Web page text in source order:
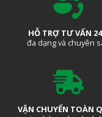
HỖ TRỢ TƯ VẤN
đa dạng và chuyên
VẬN CHUYỂN TOÀN